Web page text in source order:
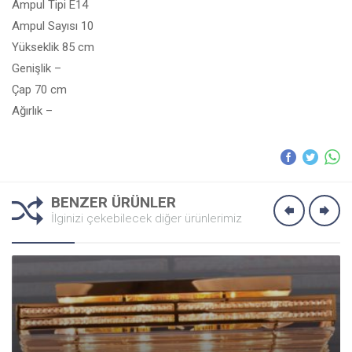
Ampul Tipi E14
Ampul Sayısı 10
Yükseklik 85 cm
Genişlik –
Çap 70 cm
Ağırlık –
BENZER ÜRÜNLER
İlginizi çekebilecek diğer ürünlerimiz